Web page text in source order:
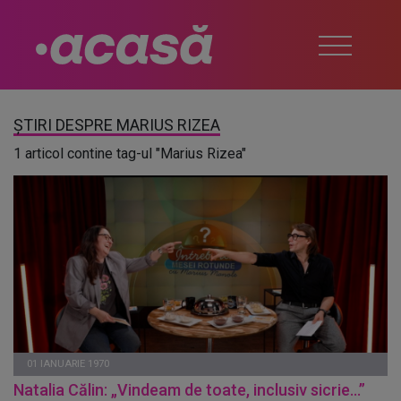
ȘTIRI DESPRE MARIUS RIZEA
1 articol contine tag-ul "Marius Rizea"
01 IANUARIE 1970
Natalia Călin: „Vindeam de toate, inclusiv sicrie...”